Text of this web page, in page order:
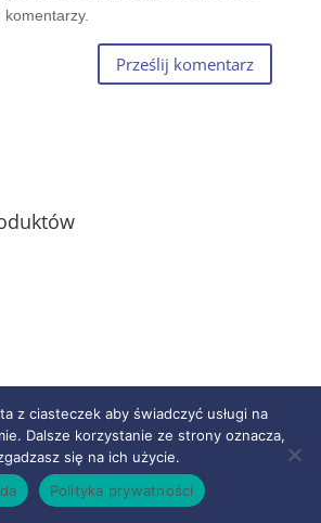
komentarzy.
z ciasteczek aby świadczyć usługi na
Dalsze korzystanie ze strony oznacza,
się na ich użycie.
Polityka prywatności